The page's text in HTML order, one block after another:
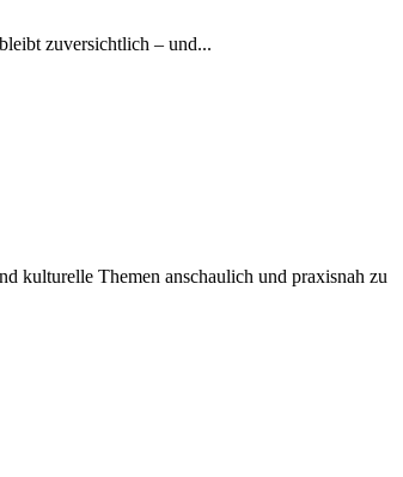
zuversichtlich – und...
kulturelle Themen anschaulich und praxisnah zu